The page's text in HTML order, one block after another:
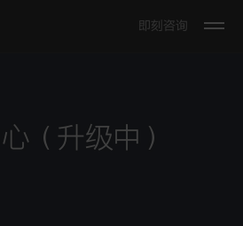
即刻咨询
Open
（升级中）